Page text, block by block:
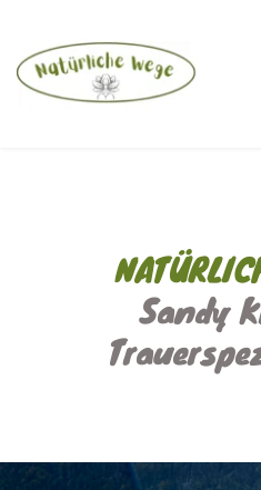
Sandy